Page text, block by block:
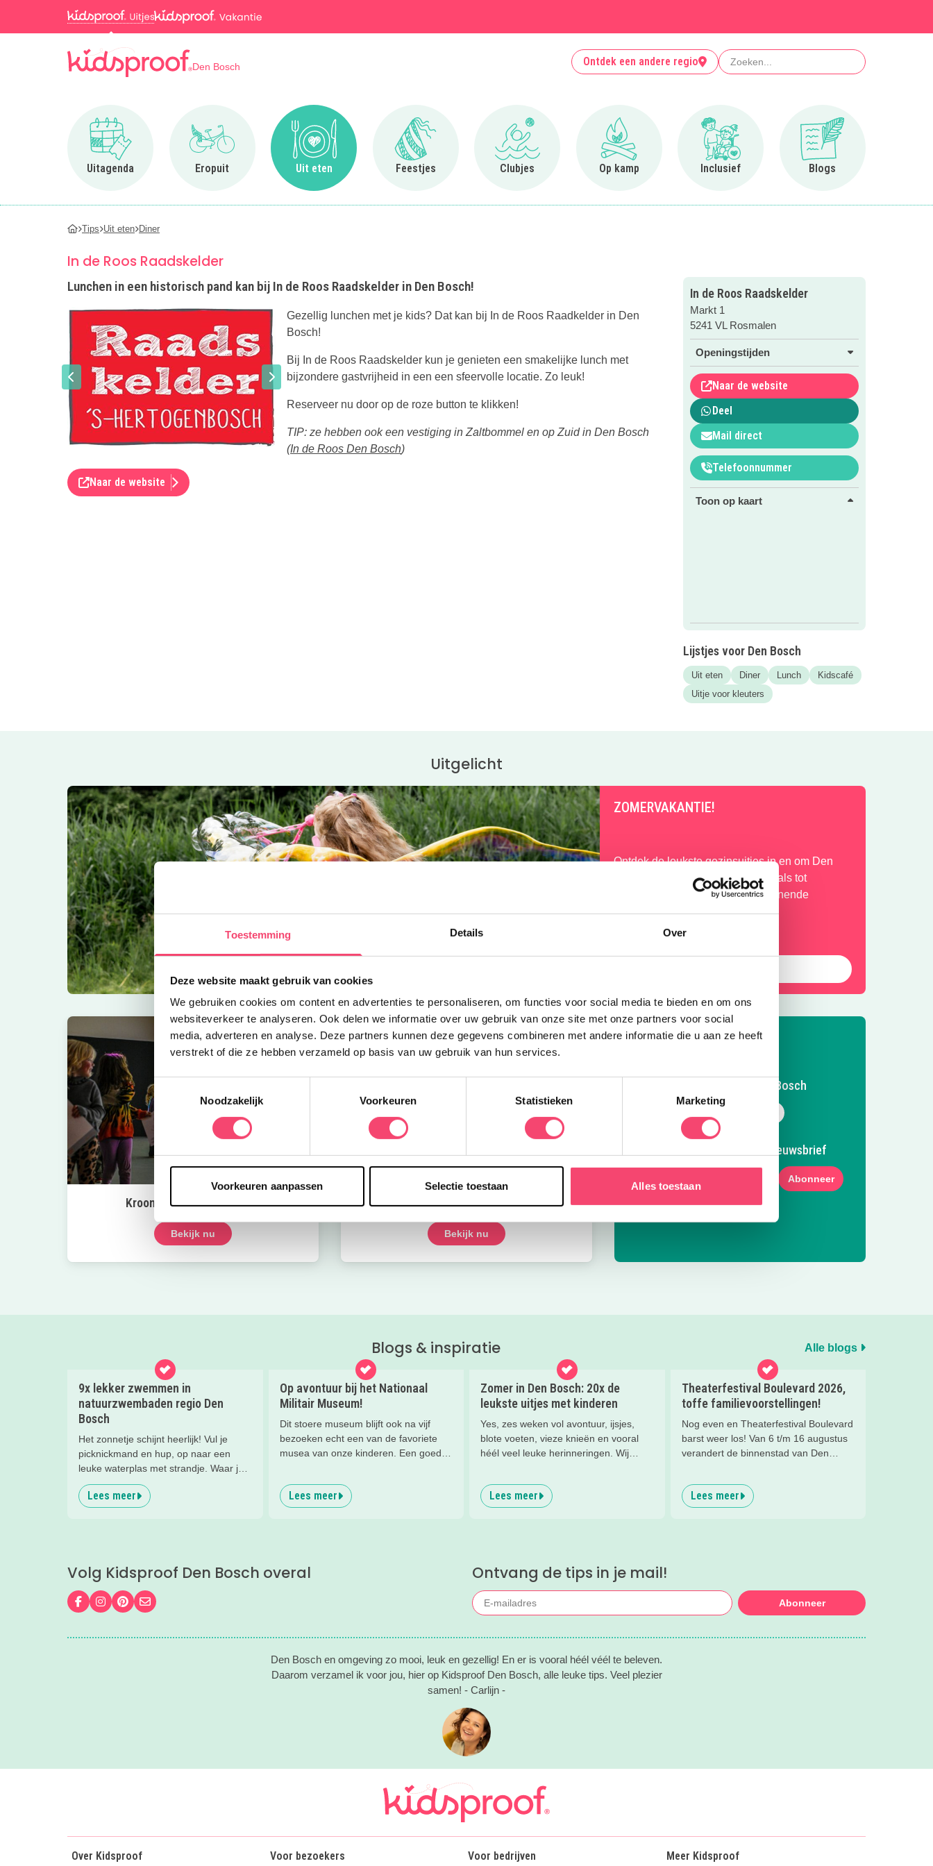
Toestemming Details Over
Deze website maakt gebruik van cookies
We gebruiken cookies om content en advertenties te personaliseren, om functies voor social media te bieden en om ons
websiteverkeer te analyseren. Ook delen we informatie over uw gebruik van onze site met onze partners voor social
media, adverteren en analyse. Deze partners kunnen deze gegevens combineren met andere informatie die u aan ze heeft
verstrekt of die ze hebben verzameld op basis van uw gebruik van hun services.
Toestemmingsselectie
Noodzakelijk
Voorkeuren Statistieken Marketing
Voorkeuren aanpassen Selectie toestaan Alles toestaan
Den Bosch Ontdek een andere regio Zoeken
Uitagenda
Ga naar Uitagenda
Eropuit
Ga naar Eropuit
Uit eten
Ga naar Uit eten
Feestjes
Ga naar Feestjes
Clubjes
Ga naar Clubjes
Op kamp
Ga naar Op kamp
Inclusief
Ga naar Inclusief
Blogs
Ga naar Blogs
Tips Uit eten Diner
In de Roos Raadskelder
Lunchen in een historisch pand kan bij In de Roos Raadskelder in Den Bosch!
Gezellig lunchen met je kids? Dat kan bij In de Roos Raadkelder in Den
Bosch!
Bij In de Roos Raadskelder kun je genieten een smakelijke lunch met
bijzondere gastvrijheid in een een sfeervolle locatie. Zo leuk!
Reserveer nu door op de roze button te klikken!
TIP: ze hebben ook een vestiging in Zaltbommel en op Zuid in Den Bosch
(In de Roos Den Bosch)
Naar de website
In de Roos Raadskelder
Markt 1
5241 VL Rosmalen
Openingstijden
Naar de website
Deel
Mail direct
Telefoonnummer
Toon op kaart
Lijstjes voor Den Bosch
Uit eten Diner Lunch
Kidscafé
Uitje voor kleuters
Uitgelicht
ZOMERVAKANTIE!
Ontdek de leukste gezinsuitjes in en om Den
Bosch: van kindvriendelijke festivals tot
verkoelende speeltuinen en spannende
wandelroutes!
Kroon op de taart bij CODA
Bekijk nu
Onze favoriete zomerboeken voor kinderen!
Bekijk nu
Volg Kidsproof Den Bosch
Volg ons op Facebook
Volg ons op Instagram
Volg ons op Pinterest
Mail ons
Meld je aan voor onze nieuwsbrief
Abonneer
Blogs & inspiratie Alle blogs
9x lekker zwemmen in
natuurzwembaden regio Den
Bosch
Het zonnetje schijnt heerlijk! Vul je
picknickmand en hup, op naar een
leuke waterplas met strandje. Waar je
lekker kunt spelen en zwemmen met
het hele gezin. In het water, op het
Lees meer
Op avontuur bij het Nationaal
Militair Museum!
Dit stoere museum blijft ook na vijf
bezoeken echt een van de favoriete
musea van onze kinderen. Een goede
ze zo leuk vinden aan het NMM. ‘De
mega coole vliegtuigen overal’, ‘de
stormbaan buiten’, ‘de Xplore’ en het
Lees meer
Zomer in Den Bosch: 20x de
leukste uitjes met kinderen
Yes, zes weken vol avontuur, ijsjes,
blote voeten, vieze knieën en vooral
héél veel leuke herinneringen. Wij
zomertips, een gratis bucketlist én zelfs
een exclusieve Kidsproof-deal voor je
verzameld.
Lees meer
Theaterfestival Boulevard 2026,
toffe familievoorstellingen!
Nog even en Theaterfestival Boulevard
barst weer los! Van 6 t/m 16 augustus
verandert de binnenstad van Den
jeugdvoorstellingen, creatieve
workshops, straattheater en het
gezellige familieplein IK MAAK MEE.
Lees meer
Volg Kidsproof Den Bosch overal
Volg ons op Facebook
Volg ons op Instagram
Volg ons op Pinterest
Mail ons
Ontvang de tips in je mail!
Abonneer
Den Bosch en omgeving zo mooi, leuk en gezellig! En er is vooral héél véél te beleven.
Daarom verzamel ik voor jou, hier op Kidsproof Den Bosch, alle leuke tips. Veel plezier
samen! - Carlijn -
Over Kidsproof Voor bezoekers Voor bedrijven Meer Kidsproof